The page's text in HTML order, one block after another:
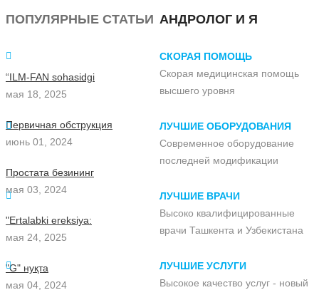
ПОПУЛЯРНЫЕ СТАТЬИ
“ILM-FAN sohasidgi
мая 18, 2025
Первичная обструкция
июнь 01, 2024
Простата безининг
мая 03, 2024
"Ertalabki ereksiya:
мая 24, 2025
"G" нуқта
мая 04, 2024
АНДРОЛОГ И Я
СКОРАЯ ПОМОЩЬ
Скорая медицинская помощь
высшего уровня
ЛУЧШИЕ ОБОРУДОВАНИЯ
Современное оборудование
последней модификации
ЛУЧШИЕ ВРАЧИ
Высоко квалифицированные
врачи Ташкента и Узбекистана
ЛУЧШИЕ УСЛУГИ
Высокое качество услуг - новый